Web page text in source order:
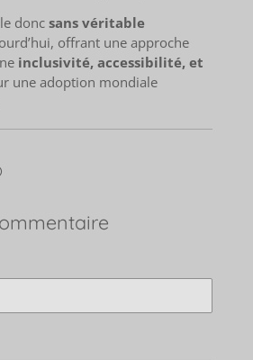
donc sans véritable
offrant une approche
inclusivité, accessibilité, et
une adoption mondiale